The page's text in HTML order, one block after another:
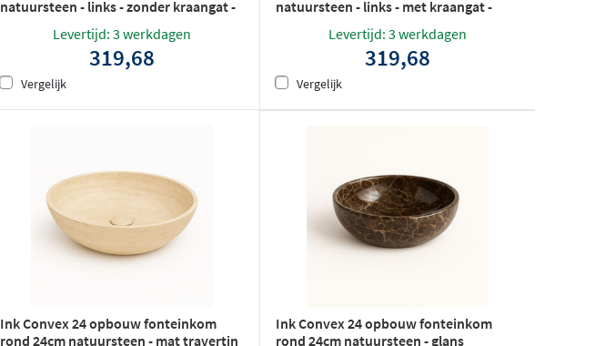
natuursteen - links - zonder kraangat -
Levertijd: 3 werkdagen
319,68
Vergelijk
natuursteen - links - met kraangat -
glans emperador
Levertijd: 3 werkdagen
319,68
Vergelijk
Ink Convex 24 opbouw fonteinkom
rond 24cm natuursteen - mat travertin
Ink Convex 24 opbouw fonteinkom
rond 24cm natuursteen - glans